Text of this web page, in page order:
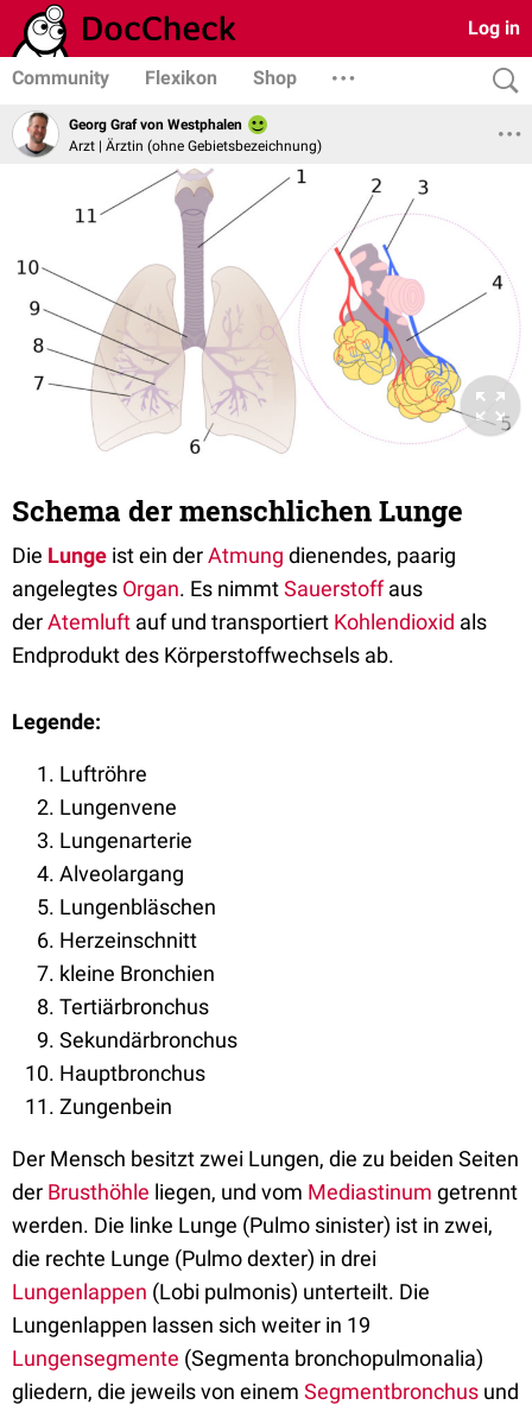
Log in
Community Flexikon Shop
Georg Graf von Westphalen
Arzt | Ärztin (ohne Gebietsbezeichnung)
Schema der menschlichen Lunge
Die Lunge ist ein derAtmung dienendes, paarig
angelegtes Organ. Es nimmtSauerstoffaus
derAtemluft auf und transportiert Kohlendioxid als
Endprodukt des Körperstoffwechsels ab.
Legende:
Luftröhre
Lungenvene
Lungenarterie
Alveolargang
Lungenbläschen
Herzeinschnitt
kleine Bronchien
Tertiärbronchus
Sekundärbronchus
Hauptbronchus
Zungenbein
Der Mensch besitzt zwei Lungen, die zu beiden Seiten
der Brusthöhle liegen, und vom Mediastinum getrennt
werden. Die linke Lunge (Pulmo sinister) ist in zwei,
die rechte Lunge (Pulmo dexter) in drei
Lungenlappen (Lobi pulmonis) unterteilt. Die
Lungenlappen lassen sich weiter in 19
Lungensegmente (Segmenta bronchopulmonalia)
gliedern, die jeweils von einem Segmentbronchus und